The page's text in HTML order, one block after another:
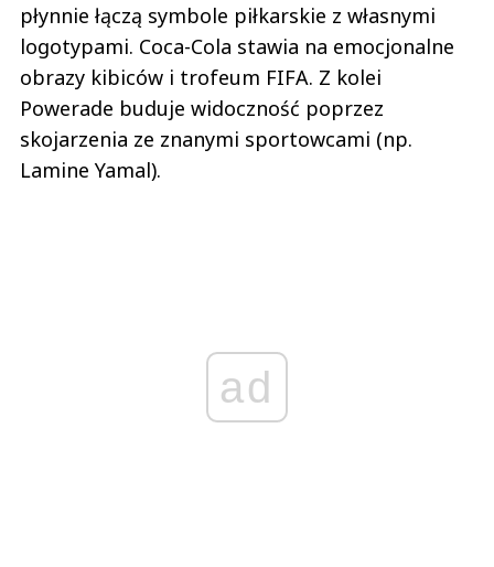
płynnie łączą symbole piłkarskie z własnymi
logotypami. Coca-Cola stawia na emocjonalne
obrazy kibiców i trofeum FIFA. Z kolei
Powerade buduje widoczność poprzez
skojarzenia ze znanymi sportowcami (np.
Lamine Yamal).
ad